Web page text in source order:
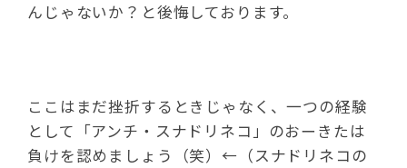
んじゃないか？と後悔しております。
ここはまだ挫折するときじゃなく、一つの経験
として「アンチ・スナドリネコ」のおーきたは
負けを認めましょう（笑）←（スナドリネコの